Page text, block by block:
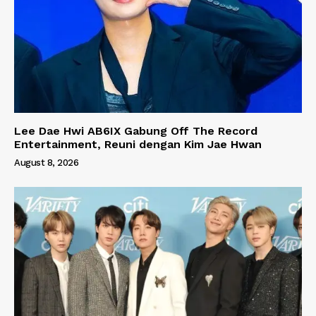
Lee Dae Hwi AB6IX Gabung Off The Record
Entertainment, Reuni dengan Kim Jae Hwan
August 8, 2026